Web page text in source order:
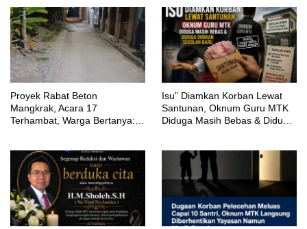
Proyek Rabat Beton
Mangkrak, Acara 17
Terhambat, Warga Bertanya:
‎Isu” Diamkan Korban Lewat
Santunan, Oknum Guru MTK
Diduga Masih Bebas & Diduga